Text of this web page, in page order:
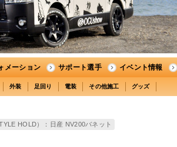
メーション サポート選手 イベント情報
外装 足回り 電装 その他施工 グッズ
HOLD）：日産 NV200バネット